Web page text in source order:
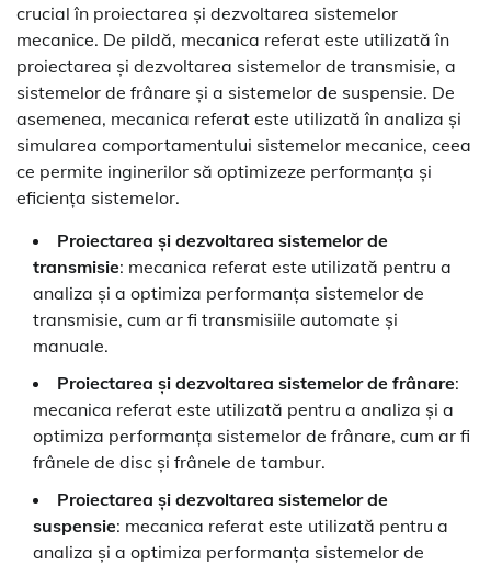
crucial în proiectarea și dezvoltarea sistemelor
mecanice. De pildă, mecanica referat este utilizată în
proiectarea și dezvoltarea sistemelor de transmisie, a
sistemelor de frânare și a sistemelor de suspensie. De
asemenea, mecanica referat este utilizată în analiza și
simularea comportamentului sistemelor mecanice, ceea
ce permite inginerilor să optimizeze performanța și
eficiența sistemelor.
Proiectarea și dezvoltarea sistemelor de
transmisie: mecanica referat este utilizată pentru a
analiza și a optimiza performanța sistemelor de
transmisie, cum ar fi transmisiile automate și
manuale.
Proiectarea și dezvoltarea sistemelor de frânare:
mecanica referat este utilizată pentru a analiza și a
optimiza performanța sistemelor de frânare, cum ar fi
frânele de disc și frânele de tambur.
Proiectarea și dezvoltarea sistemelor de
suspensie: mecanica referat este utilizată pentru a
analiza și a optimiza performanța sistemelor de